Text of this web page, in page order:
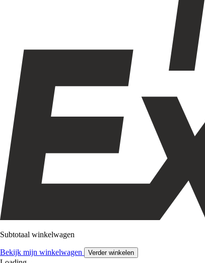
Subtotaal winkelwagen
Bekijk mijn winkelwagen Verder winkelen